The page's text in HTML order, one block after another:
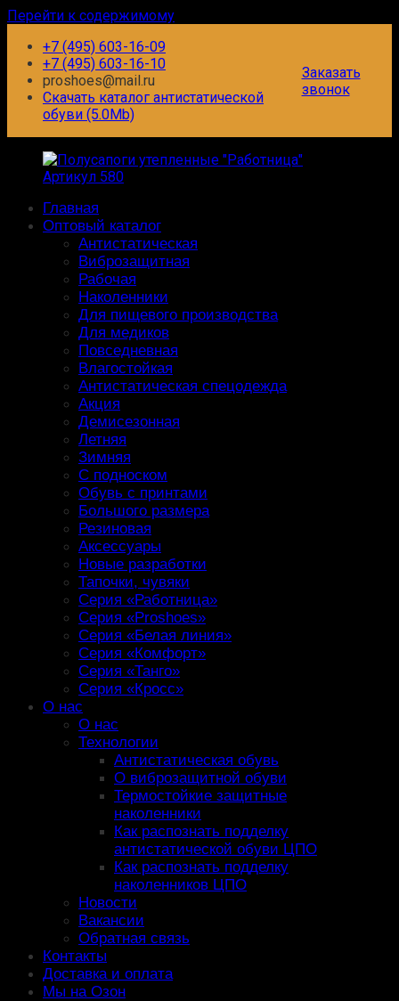
Перейти к содержимому
+7 (495) 603-16-09
+7 (495) 603-16-10
proshoes@mail.ru
Скачать каталог антистатической
обуви (5.0Mb)
Заказать
звонок
Центр
Профессиональной
Производство
продажа
профессиональной
Главная
Оптовый каталог
Антистатическая
Виброзащитная
Рабочая
Наколенники
Для пищевого производства
Для медиков
Повседневная
Влагостойкая
Антистатическая спецодежда
Акция
Демисезонная
Летняя
Зимняя
С подноском
Обувь с принтами
Большого размера
Резиновая
Аксессуары
Новые разработки
Тапочки, чувяки
Серия «Работница»
Серия «Proshoes»
Серия «Белая линия»
Серия «Комфорт»
Серия «Танго»
Серия «Кросс»
О нас
О нас
Технологии
Антистатическая обувь
О виброзащитной обуви
Термостойкие защитные
наколенники
Как распознать подделку
антистатической обуви ЦПО
Как распознать подделку
наколенников ЦПО
Новости
Вакансии
Обратная связь
Контакты
Доставка и оплата
Мы на Озон